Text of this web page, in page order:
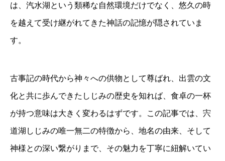
は、 汽水湖という類稀な自然環境だけでなく、 悠久の時
を越えて受け継がれてきた神話の記憶が隠されていま
す。
古事記の時代から神々への供物として尊ばれ、 出雲の文
化と共に歩んできたしじみの歴史を知れば、 食卓の一杯
が持つ意味は大きく変わるはずです。 この記事では、 宍
道湖しじみの唯一無二の特徴から、 地名の由来、 そして
神様との深い繋がりまで、 その魅力を丁寧に紐解いてい